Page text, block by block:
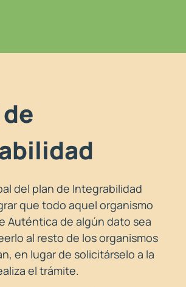
del plan de Integrabilidad
que todo aquel organismo
Auténtica de algún dato sea
al resto de los organismos
en lugar de solicitárselo a la
el trámite.